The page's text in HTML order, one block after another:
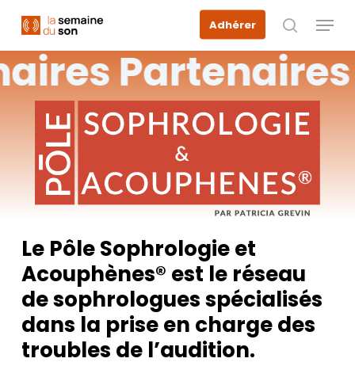
main
content
Adhérer
recherche
Menu
Partenaires
Le Pôle Sophrologie et
Acouphènes® est le réseau
de sophrologues spécialisés
dans la prise en charge des
troubles de l’audition.